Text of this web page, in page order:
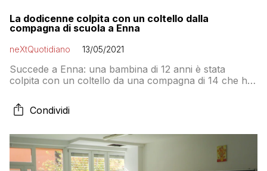
La dodicenne colpita con un coltello dalla
compagna di scuola a Enna
neXtQuotidiano 13/05/2021
Succede a Enna: una bambina di 12 anni è stata
colpita con un coltello da una compagna di 14 che ha
Condividi